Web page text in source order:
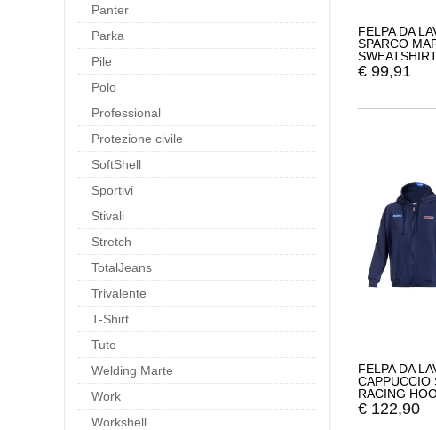
Panter
Parka
Pile
Polo
Professional
Protezione civile
SoftShell
Sportivi
Stivali
Stretch
TotalJeans
Trivalente
T-Shirt
Tute
Welding Marte
Work
Workshell
FELPA DA
SPARCO
€ 99,91
FELPA DA
CAPPUCCIO
RACING
BMF0013D0
€ 122,90